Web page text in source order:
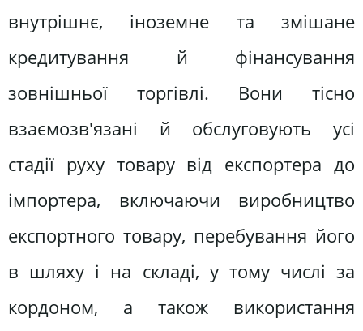
внутрішнє, іноземне та змішане
кредитування й фінансування
зовнішньої торгівлі. Вони тісно
взаємозв'язані й обслуговують усі
стадії руху товару від експортера до
імпортера, включаючи виробництво
експортного товару, перебування його
в шляху і на складі, у тому числі за
кордоном, а також використання